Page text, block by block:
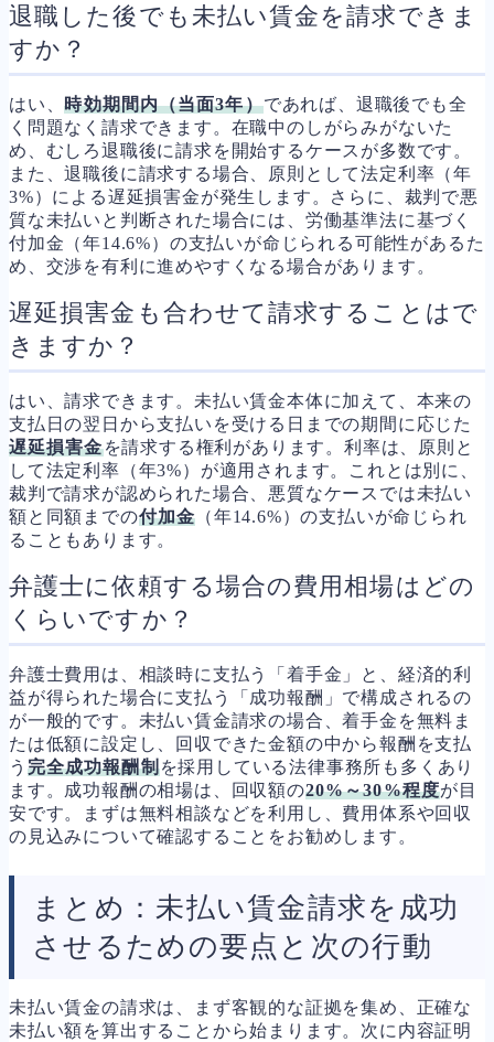
退職した後でも未払い賃金を請求できま
すか？
はい、時効期間内（当面3年）であれば、退職後でも全
く問題なく請求できます。在職中のしがらみがないた
め、むしろ退職後に請求を開始するケースが多数です。
また、退職後に請求する場合、原則として法定利率（年
3%）による遅延損害金が発生します。さらに、裁判で悪
質な未払いと判断された場合には、労働基準法に基づく
付加金（年14.6%）の支払いが命じられる可能性があるた
め、交渉を有利に進めやすくなる場合があります。
遅延損害金も合わせて請求することはで
きますか？
はい、請求できます。未払い賃金本体に加えて、本来の
支払日の翌日から支払いを受ける日までの期間に応じた
遅延損害金を請求する権利があります。利率は、原則と
して法定利率（年3%）が適用されます。これとは別に、
裁判で請求が認められた場合、悪質なケースでは未払い
額と同額までの付加金（年14.6%）の支払いが命じられ
ることもあります。
弁護士に依頼する場合の費用相場はどの
くらいですか？
弁護士費用は、相談時に支払う「着手金」と、経済的利
益が得られた場合に支払う「成功報酬」で構成されるの
が一般的です。未払い賃金請求の場合、着手金を無料ま
たは低額に設定し、回収できた金額の中から報酬を支払
う 完全成功報酬制を採用している法律事務所も多くあり
ます。成功報酬の相場は、回収額の20%～30%程度が目
安です。まずは無料相談などを利用し、費用体系や回収
の見込みについて確認することをお勧めします。
まとめ：未払い賃金請求を成功
させるための要点と次の行動
未払い賃金の請求は、まず客観的な証拠を集め、正確な
未払い額を算出することから始まります。次に内容証明